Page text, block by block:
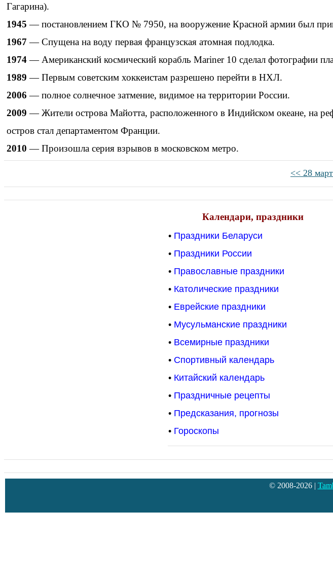
Гагарина).
1945— постановлением ГКО № 7950, на вооружение Красной армии был
1967 — Спущена на воду первая французская атомная подлодка.
1974— Американский космический корабль Mariner 10 сделал фотографии
1989— Первым советским хоккеистам разрешено перейти в НХЛ.
2006 — полное солнечное затмение, видимое на территории России.
2009— Жители острова Майотта, расположенного в Индийском океане, на
остров стал департаментом Франции.
2010— Произошла серия взрывов в московском метро.
<< 28
Календари, праздники
• Праздники Беларуси
• Праздники России
• Православные праздники
• Католические праздники
• Еврейские праздники
• Мусульманские праздники
• Всемирные праздники
• Спортивный календарь
• Китайский календарь
• Праздничные рецепты
• Предсказания, прогнозы
• Гороскопы
© 2008-2026 |